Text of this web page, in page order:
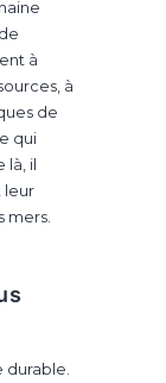
à
à
de
qui
là, il
leur
mers.